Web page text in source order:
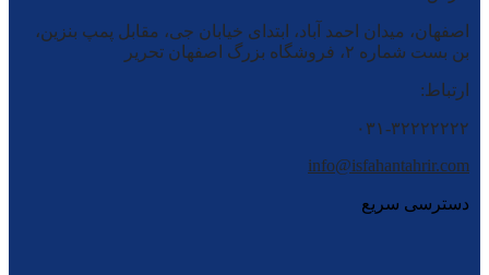
اصفهان، میدان احمد آباد، ابتدای خیابان جی، مقابل پمپ بنزین،
بن بست شماره ۲، فروشگاه بزرگ اصفهان تحریر
ارتباط:
۰۳۱-۳۲۲۲۲۲۲۲
info@isfahantahrir.com
دسترسی سریع